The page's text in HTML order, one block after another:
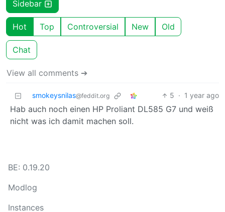
Sidebar
Hot Top Controversial New Old
Chat
View all comments ➔
smokeysnilas@feddit.org 5 · 1 year ago
Hab auch noch einen HP Proliant DL585 G7 und weiß
nicht was ich damit machen soll.
BE: 0.19.20
Modlog
Instances